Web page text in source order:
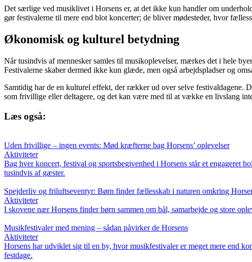
Det særlige ved musiklivet i Horsens er, at det ikke kun handler om
gør festivalerne til mere end blot koncerter; de bliver mødesteder, hvor
Økonomisk og kulturel betydning
Når tusindvis af mennesker samles til musikoplevelser, mærkes det i hele
Festivalerne skaber dermed ikke kun glæde, men også arbejdspladser og
Samtidig har de en kulturel effekt, der rækker ud over selve festivaldagene.
som frivillige eller deltagere, og det kan være med til at vække en livslang
Læs også:
Uden frivillige – ingen events: Mød kræfterne bag Horsens’ oplevelser
Aktiviteter
Bag hver koncert, festival og sportsbegivenhed i Horsens står et engageret
tusindvis af gæster.
Spejderliv og friluftseventyr: Børn finder fællesskab i naturen omkring
Aktiviteter
I skovene nær Horsens finder børn sammen om bål, samarbejde og store
Musikfestivaler med mening – sådan påvirker de Horsens
Aktiviteter
Horsens har udviklet sig til en by, hvor musikfestivaler er meget mere end
festdage.